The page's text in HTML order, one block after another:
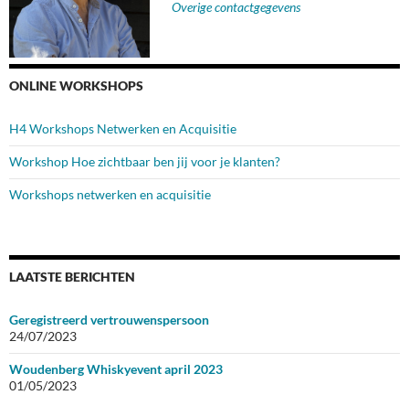
Overige contactgegevens
ONLINE WORKSHOPS
H4 Workshops Netwerken en Acquisitie
Workshop Hoe zichtbaar ben jij voor je klanten?
Workshops netwerken en acquisitie
LAATSTE BERICHTEN
Geregistreerd vertrouwenspersoon
24/07/2023
Woudenberg Whiskyevent april 2023
01/05/2023